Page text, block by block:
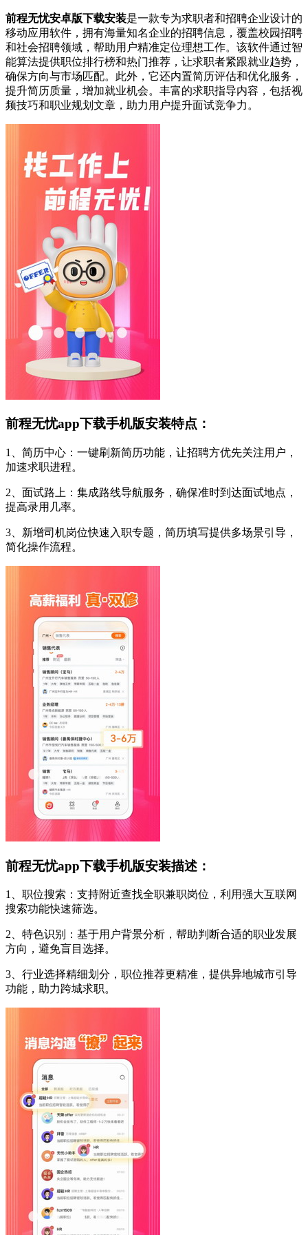
前程无忧安卓版下载安装是一款专为求职者和招聘企业设计的
移动应用软件，拥有海量知名企业的招聘信息，覆盖校园招聘
和社会招聘领域，帮助用户精准定位理想工作。该软件通过智
能算法提供职位排行榜和热门推荐，让求职者紧跟就业趋势，
确保方向与市场匹配。此外，它还内置简历评估和优化服务，
提升简历质量，增加就业机会。丰富的求职指导内容，包括视
频技巧和职业规划文章，助力用户提升面试竞争力。
前程无忧app下载手机版安装特点：
1、简历中心：一键刷新简历功能，让招聘方优先关注用户，
加速求职进程。
2、面试路上：集成路线导航服务，确保准时到达面试地点，
提高录用几率。
3、新增司机岗位快速入职专题，简历填写提供多场景引导，
简化操作流程。
前程无忧app下载手机版安装描述：
1、职位搜索：支持附近查找全职兼职岗位，利用强大互联网
搜索功能快速筛选。
2、特色识别：基于用户背景分析，帮助判断合适的职业发展
方向，避免盲目选择。
3、行业选择精细划分，职位推荐更精准，提供异地城市引导
功能，助力跨城求职。